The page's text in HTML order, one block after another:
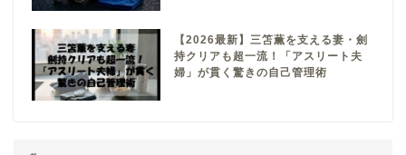
【2026最新】三笘薫を支える妻・劍
持クリアも超一流！「アスリート夫
婦」が貫く驚きの自己管理術